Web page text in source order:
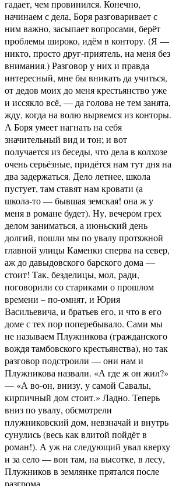
гадает, чем провинился. Конечно,
начинаем с дела, Боря разговаривает с
ним важно, засыпает вопросами, берёт
проблемы широко, идём в контору. (Я —
никто, просто друг-приятель, на меня без
внимания.) Разговор у них и правда
интересный, мне бы вникать да учиться,
от дедов моих до меня крестьянство уже
и иссякло всё, — да голова не тем занята,
жду, когда на волю вырвемся из конторы.
А Боря умеет нагнать на себя
значительный вид и тон; и вот
получается из беседы, что дела в колхозе
очень серьёзные, придётся нам тут дня на
два задержаться. Дело летнее, школа
пустует, там ставят нам кровати (а
школа-то — бывшая земская! она ж у
меня в романе будет). Ну, вечером грех
делом заниматься, а июньский день
долгий, пошли мы по увалу протяжной
главной улицы Каменки сперва на север,
аж до давыдовского барского дома —
стоит! Так, безделицы, мол, ради,
поговорили со стариками о прошлом
времени – по-омнят, и Юрия
Васильевича, и братьев его, и что в его
доме с тех пор поперебывало. Сами мы
не называем Плужникова (гражданского
вождя тамбовского крестьянства), но так
разговор подстроили — они нам и
Плужникова назвали. «А где ж он жил?»
— «А во-он, внизу, у самой Савалы,
кирпичный дом стоит.» Ладно. Теперь
вниз по увалу, обсмотрели
плужниковский дом, невзначай и внутрь
сунулись (весь как влитой пойдёт в
роман!). А уж на следующий увал кверху
и за село — вон там, на высотке, в лесу,
Плужников в землянке прятался после